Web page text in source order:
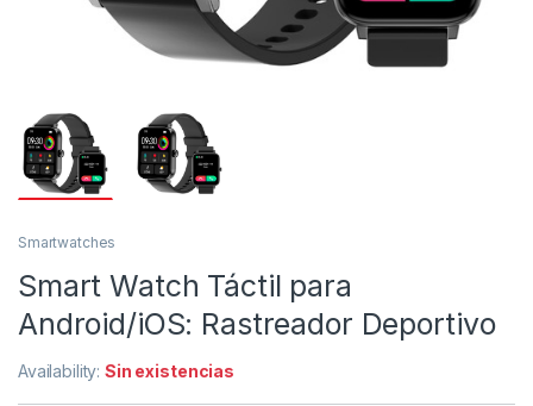
Smartwatches
Smart Watch Táctil para
Android/iOS: Rastreador Deportivo
Availability:Sin existencias